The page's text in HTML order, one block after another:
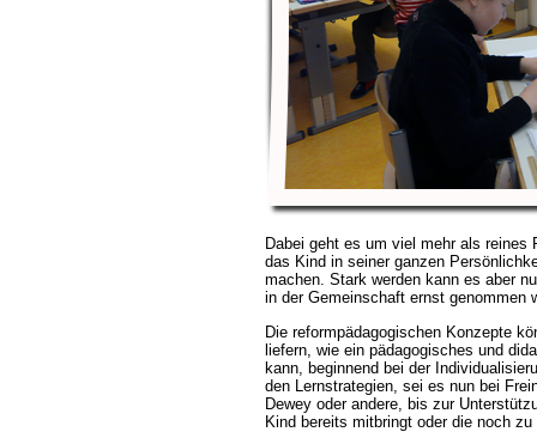
Dabei geht es um viel mehr als reines
das Kind in seiner ganzen
machen. Stark werden kann es aber
in der Gemeinschaft ernst genommen
Die reformpädagogischen Konzepte
liefern, wie ein pädagogisches und
kann, beginnend bei der
den Lernstrategien, sei es nun bei
Dewey oder andere, bis zur
Kind bereits mitbringt oder die noch zu